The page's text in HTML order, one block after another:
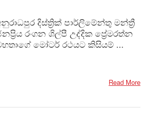
දිස්ත්‍රික් පාර්ලිමේන්තු මන්ත්‍රී
රංගන ශිල්පී උද්දික ප්‍රේමරත්න
මෝටර් රථයට කිසියම් ...
Read More